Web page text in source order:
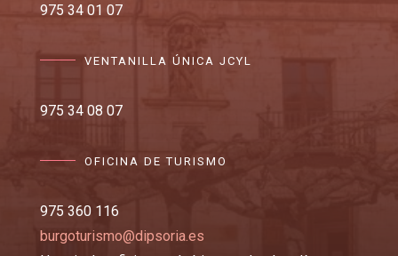
975 34 01 07
VENTANILLA ÚNICA JCYL
975 34 08 07
OFICINA DE TURISMO
975 360 116
burgoturismo@dipsoria.es